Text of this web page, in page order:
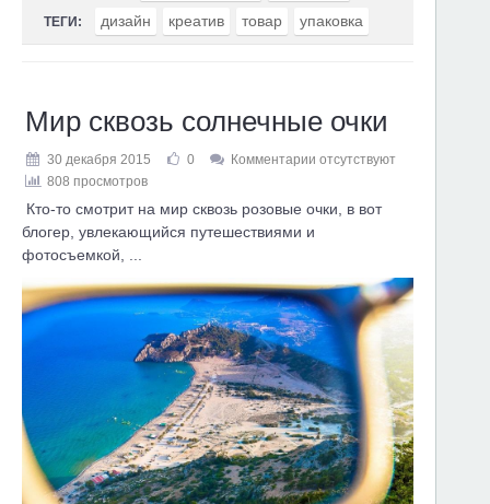
ТЕГИ: дизайн креатив товар упаковка
Мир сквозь солнечные очки
30 декабря 2015 0
Комментарии отсутствуют
808 просмотров
Кто-то смотрит на мир сквозь розовые очки, в вот
блогер, увлекающийся путешествиями и
фотосъемкой, ...